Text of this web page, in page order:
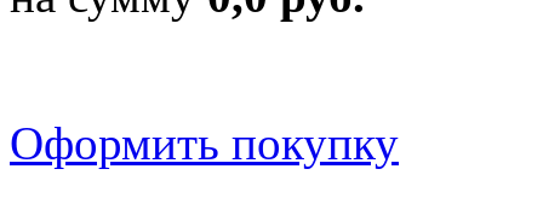
Оформить покупку